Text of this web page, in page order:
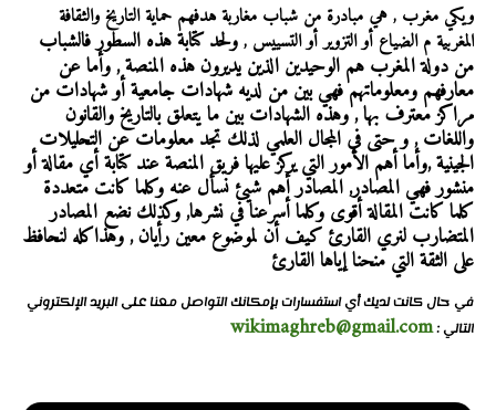
ويكي مغرب , هي مبادرة من شباب مغاربة هدفهم حماية التاريخ والثقافة
المغربية م الضياع أو التزوير أو التسييس ,ولحد كتابة هذه السطور فالشباب
من دولة المغرب هم الوحيدين الذين يديرون هذه المنصة , وأما عن
معارفهم ومعلوماتهم فهي بين من لديه شهادات جامعية أو شهادات من
مراكز معترف بها , وهذه الشهادات بين ما يتعلق بالتاريخ والقانون
واللغات , و حتى في المجال العلمي لذلك تجد معلومات عن التحليلات
الجينية ,وأما أهم الأمور التي يركز عليها فريق المنصة عند كتابة أي مقالة أو
منشور فهي المصادر, المصادر أهم شيئ نسأل عنه وكلما كانت متعددة
كلما كانت المقالة أقوى وكلما أسرعنا في نشرها, وكذلك نضع المصادر
المتضارب لنري القارئ كيف أن لموضوع معين رأيان , وهذاكله لنحافظ
على الثقة التي منحنا إياها القارئ
في حال كانت لديك أي استفسارات بإمكانك التواصل معنا على البريد الإلكتروني
التالي :wikimaghreb@gmail.com